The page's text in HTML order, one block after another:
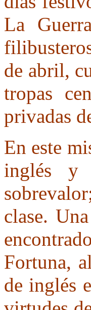
La
de abril,
tropas
privadas
En este
inglés y
clase.
Fortuna,
de inglés